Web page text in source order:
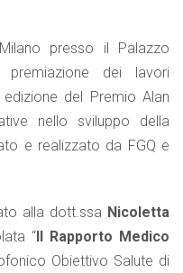
presso il Palazzo
dei lavori
del Premio Alan
nello sviluppo della
e realizzato da FGQ e
alla dott.ssa Nicoletta
“ Il Rapporto Medico
Obiettivo Salute di